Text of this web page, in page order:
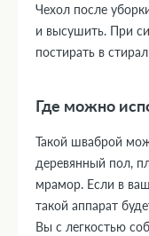
Чехол после
и высушить. При
постирать в
Где можно
Такой шваброй
деревянный пол,
мрамор. Если в
такой аппарат
Вы с легкостью